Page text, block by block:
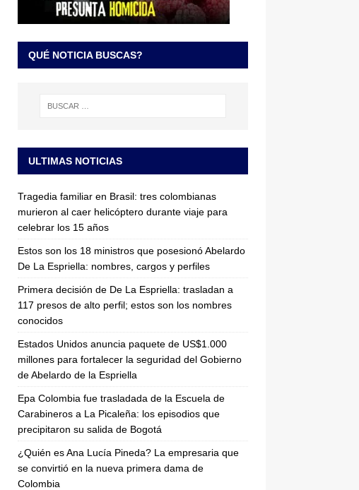
QUÉ NOTICIA BUSCAS?
ULTIMAS NOTICIAS
Tragedia familiar en Brasil: tres colombianas
murieron al caer helicóptero durante viaje para
celebrar los 15 años
Estos son los 18 ministros que posesionó Abelardo
De La Espriella: nombres, cargos y perfiles
Primera decisión de De La Espriella: trasladan a
117 presos de alto perfil; estos son los nombres
conocidos
Estados Unidos anuncia paquete de US$1.000
millones para fortalecer la seguridad del Gobierno
de Abelardo de la Espriella
Epa Colombia fue trasladada de la Escuela de
Carabineros a La Picaleña: los episodios que
precipitaron su salida de Bogotá
¿Quién es Ana Lucía Pineda? La empresaria que
se convirtió en la nueva primera dama de
Colombia